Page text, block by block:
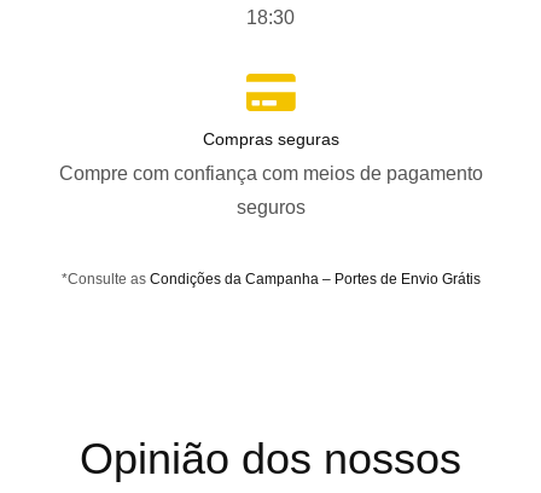
18:30
Compras seguras
Compre com confiança com meios de pagamento
seguros
*Consulte as Condições da Campanha – Portes de Envio Grátis
Opinião dos nossos